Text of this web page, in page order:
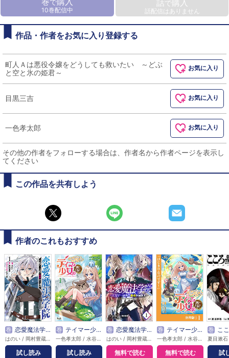
で
10巻配信中
話で購入
話配信はありません
作品・作者をお気に入り登録する
町人Ａは悪役令嬢をどうしても救いたい ～どぶ
と空と氷の姫君～
お気に入り
目黒三吉 お気に入り
一色孝太郎 お気に入り
その他の作者をフォローする場合は、作者名から作者ページを表示し
てください
この作品を共有しよう
作者のこれもおすすめ
巻 恋愛魔法学院 ～乙女ゲー世界で最強を目指す～
試し読み
巻 テイマー少女の逃亡日記
試し読み
巻 恋愛魔法学院～乙女ゲー世界で最強を目指す～【単話版】
無料で読む
巻 テイマー少女の逃亡日記【分冊版】
無料で読む
巻 こころ オブ・ザ・
試